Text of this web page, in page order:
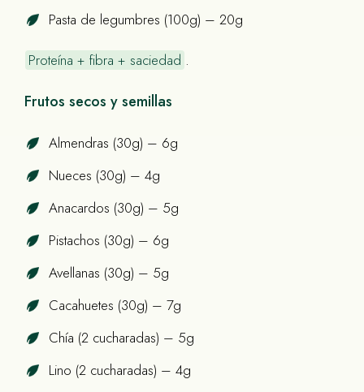
Pasta de legumbres (100g) – 20g
Proteína + fibra + saciedad .
Frutos secos y semillas
Almendras (30g) – 6g
Nueces (30g) – 4g
Anacardos (30g) – 5g
Pistachos (30g) – 6g
Avellanas (30g) – 5g
Cacahuetes (30g) – 7g
Chía (2 cucharadas) – 5g
Lino (2 cucharadas) – 4g